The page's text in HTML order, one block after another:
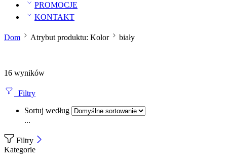
PROMOCJE
KONTAKT
Dom Atrybut produktu: Kolor biały
16 wyników
Filtry
Sortuj według
...
Filtry
Kategorie